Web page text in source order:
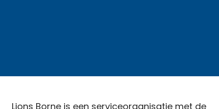
Lions Borne is een serviceorganisatie met de